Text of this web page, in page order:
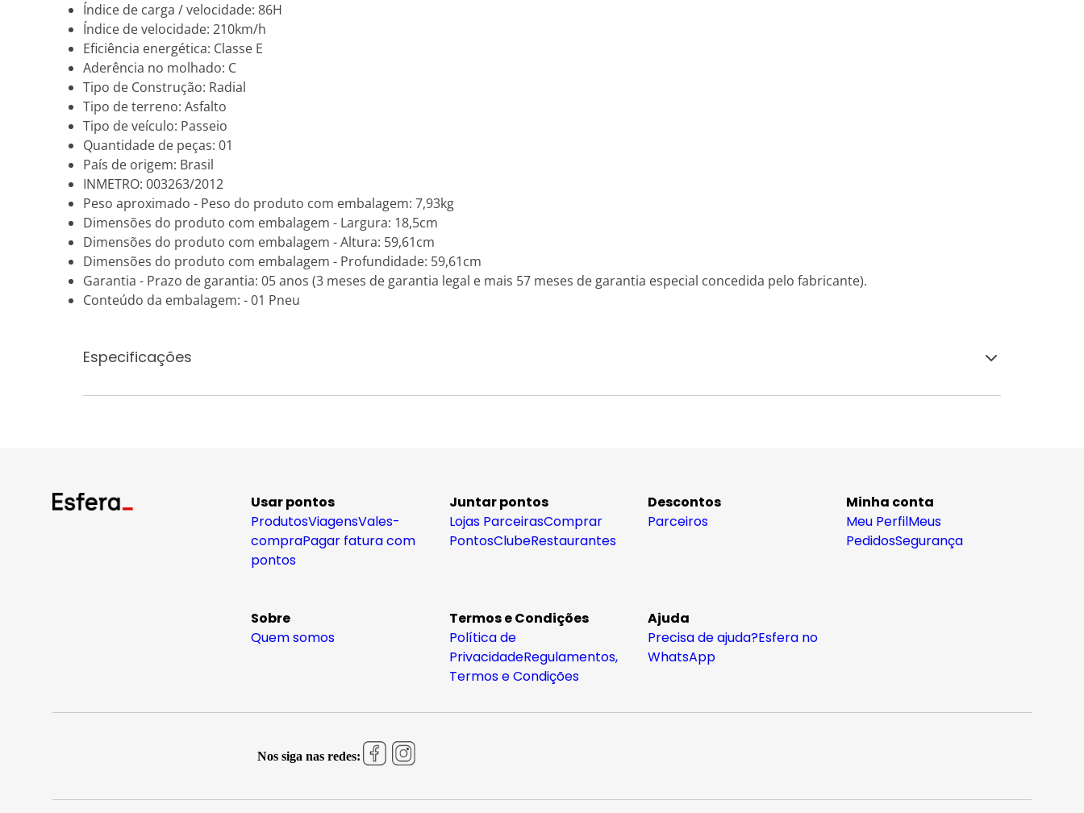
Índice de carga / velocidade: 86H
Índice de velocidade: 210km/h
Eficiência energética: Classe E
Aderência no molhado: C
Tipo de Construção: Radial
Tipo de terreno: Asfalto
Tipo de veículo: Passeio
Quantidade de peças: 01
País de origem: Brasil
INMETRO: 003263/2012
Peso aproximado - Peso do produto com embalagem: 7,93kg
Dimensões do produto com embalagem - Largura: 18,5cm
Dimensões do produto com embalagem - Altura: 59,61cm
Dimensões do produto com embalagem - Profundidade: 59,61cm
Garantia - Prazo de garantia: 05 anos (3 meses de garantia legal e mais 57 meses de garantia especial concedida pelo fabricante).
Conteúdo da embalagem: - 01 Pneu
Especificações
Usar pontos
ProdutosViagensVales-
compraPagar fatura com
pontos
Juntar pontos
Lojas ParceirasComprar
PontosClubeRestaurantes
Descontos
Parceiros
Minha conta
Meu PerfilMeus
PedidosSegurança
Sobre
Quem somos
Termos e Condições
Política de
PrivacidadeRegulamentos,
Termos e Condições
Ajuda
Precisa de ajuda?Esfera no
WhatsApp
Nos siga nas redes: